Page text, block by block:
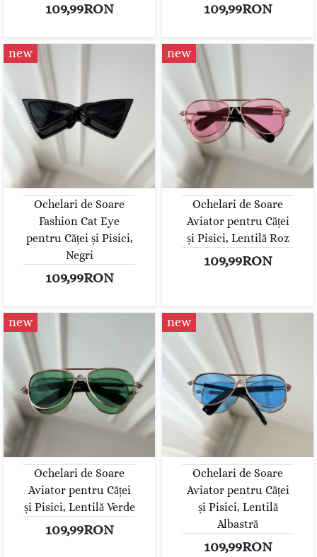
109,99RON 109,99RON
new
Ochelari de Soare
Fashion Cat Eye
pentru Căței și Pisici,
Negri
109,99RON
new
Ochelari de Soare
Aviator pentru Căței
și Pisici, Lentilă Roz
109,99RON
new
Ochelari de Soare
Aviator pentru Căței
și Pisici, Lentilă Verde
109,99RON
new
Ochelari de Soare
Aviator pentru Căței
și Pisici, Lentilă
Albastră
109,99RON